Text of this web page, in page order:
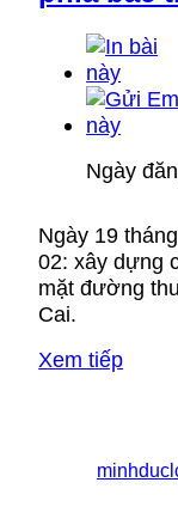
Ngày
Ngày 19
02: xây dựng
mặt đường
Cai.
Xem tiếp